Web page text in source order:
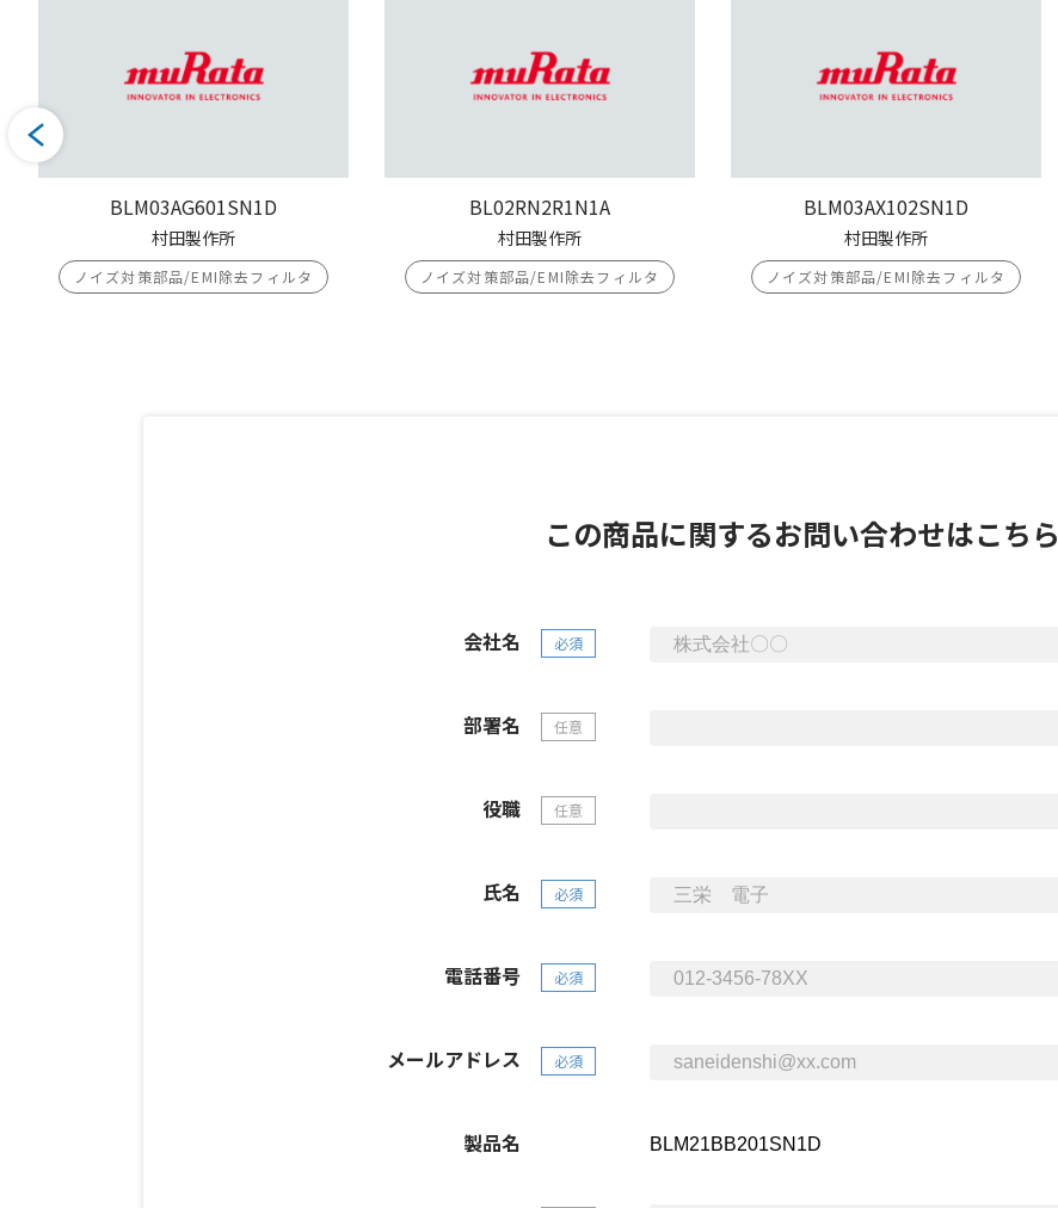
BLM03AG601SN1D
村田製作所
ノイズ対策部品/EMI除去フィルタ
BL02RN2R1N1A
村田製作所
ノイズ対策部品/EMI除去フィルタ
BLM03AX102SN1D
村田製作所
ノイズ対策部品/EMI除去フィルタ
この商品に関するお問い合わせはこちら
会社名 必須
部署名 任意
役職 任意
氏名 必須
電話番号 必須
メールアドレス 必須
製品名